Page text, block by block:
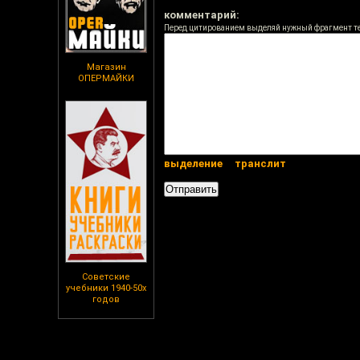
Магазин
ОПЕРМАЙКИ
Советские
учебники 1940-50х
годов
комментарий:
Перед цитированием выделяй нужный фрагмент
выделение транслит